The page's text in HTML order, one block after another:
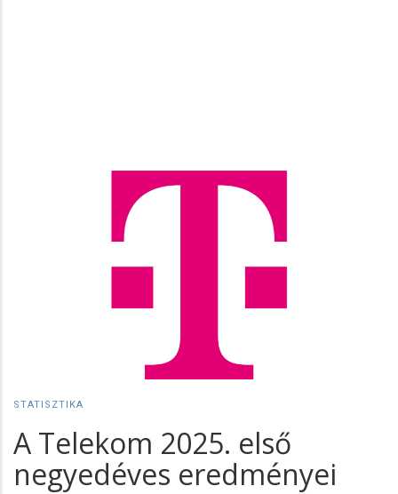
STATISZTIKA
A Telekom 2025. első
negyedéves eredményei